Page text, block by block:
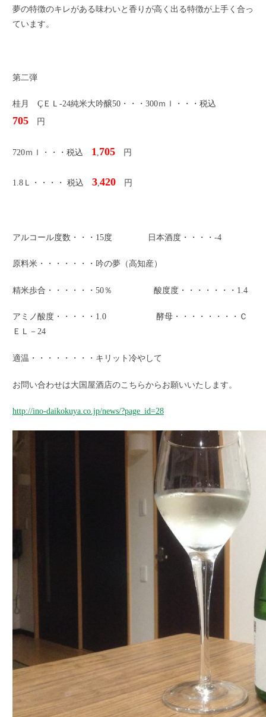
夢の特徴のキレがある味わいと香りが高く出る特徴が上手く合っ
ています。
第二弾
桂月 ÇＥＬ-24純米大吟醸50・・・300ｍｌ・・・税込
705 円
720ｍｌ・・・税込 1 705 円
1.8Ｌ・・・・ 税込 3,420 円
アルコール度数・・・15度 日本酒度・・・・-4
原料米・・・・・・・吟の夢（高知産）
精米歩合・・・・・・50％ 酸度度・・・・・・・1.4
アミノ酸度・・・・・1.0 酵母・・・・・・・・Ｃ
ＥＬ－24
適温・・・・・・・・キリット冷やして
お問い合わせは大国屋酒店のこちらからお願いいたします。
http://ino-daikokuya.co.jp/news/?page_id=28